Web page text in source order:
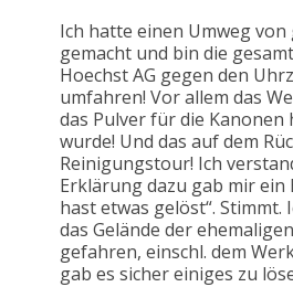
Ich hatte einen Umweg von
gemacht und bin die
Hoechst AG gegen den
umfahren! Vor allem das
das Pulver für die
wurde! Und das auf dem
Reinigungstour! Ich
Erklärung dazu gab mir ein
hast etwas gelöst“. Stimmt.
das Gelände der
gefahren, einschl. dem
gab es sicher einiges zu